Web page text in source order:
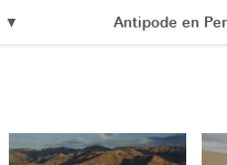
▼ Antipode en